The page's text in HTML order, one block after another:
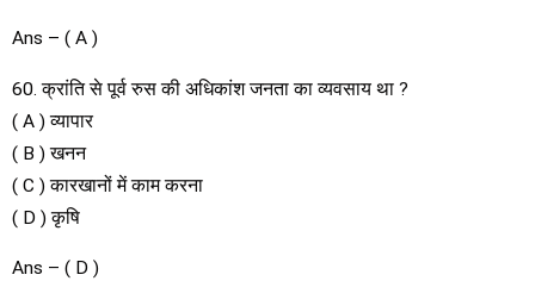
Ans – ( A )
60. क्रांति से पूर्व रुस की अधिकांश जनता का व्यवसाय था ?
( A ) व्यापार
( B ) खनन
( C ) कारखानों में काम करना
( D ) कृषि
Ans – ( D )